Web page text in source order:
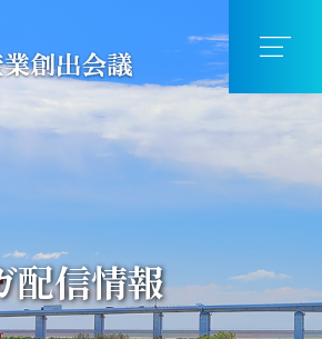
配信情報